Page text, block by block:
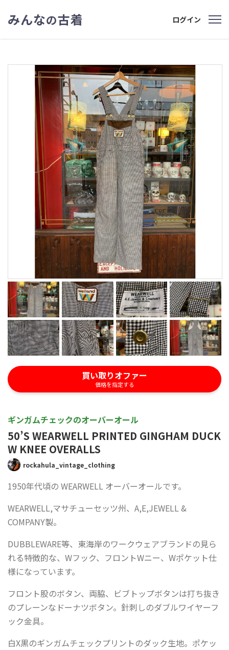
みんなの古着 ログイン
買い取りオファー
価格を指定する
ギンガムチェックのオーバーオール
50’S WEARWELL PRINTED GINGHAM DUCK
W KNEE OVERALLS
rockahula_vintage_clothing
1950年代頃の WEARWELL オーバーオールです。
WEARWELL,マサチューセッツ州、A,E,JEWELL &
COMPANY製。
DUBBLEWARE等、東海岸のワークウェアブランドの見ら
れる特徴的な、Wフック、フロントWニー、Wポケット仕
様になっています。
フロント股のボタン、両脇、ビブトップボタンは打ち抜き
のプレーンなドーナツボタン。針刺しのダブルワイヤーフ
ック金具。
白X黒のギンガムチェックプリントのダック生地。ポケッ